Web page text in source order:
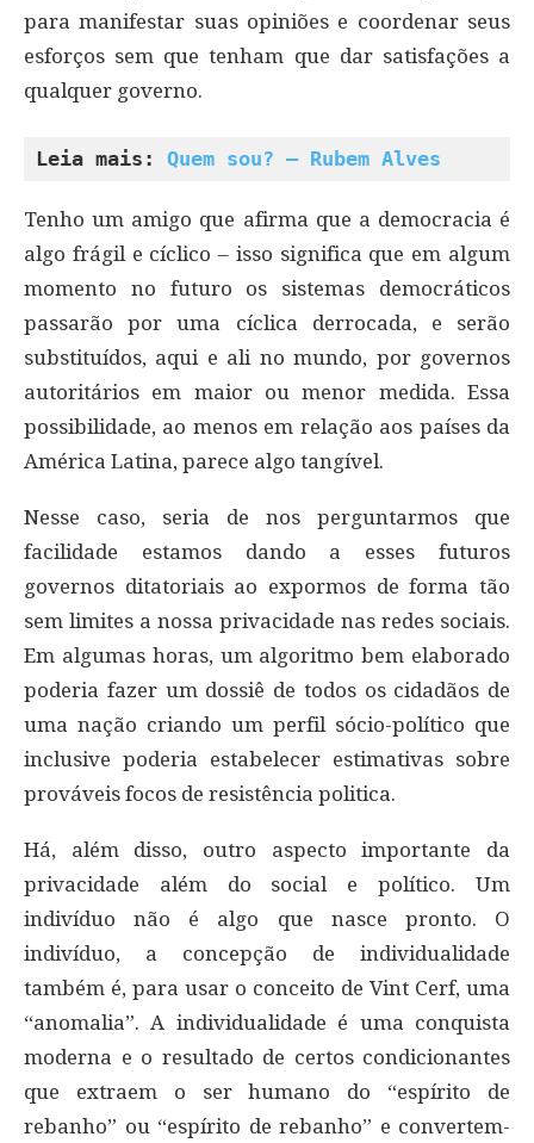
para manifestar suas opiniões e coordenar seus
esforços sem que tenham que dar satisfações a
qualquer governo.
Leia mais: Quem sou? – Rubem Alves
Tenho um amigo que afirma que a democracia é
algo frágil e cíclico – isso significa que em algum
momento no futuro os sistemas democráticos
passarão por uma cíclica derrocada, e serão
substituídos, aqui e ali no mundo, por governos
autoritários em maior ou menor medida. Essa
possibilidade, ao menos em relação aos países da
América Latina, parece algo tangível.
Nesse caso, seria de nos perguntarmos que
facilidade estamos dando a esses futuros
governos ditatoriais ao expormos de forma tão
sem limites a nossa privacidade nas redes sociais.
Em algumas horas, um algoritmo bem elaborado
poderia fazer um dossiê de todos os cidadãos de
uma nação criando um perfil sócio-político que
inclusive poderia estabelecer estimativas sobre
prováveis focos de resistência politica.
Há, além disso, outro aspecto importante da
privacidade além do social e político. Um
indivíduo não é algo que nasce pronto. O
indivíduo, a concepção de individualidade
também é, para usar o conceito de Vint Cerf, uma
“anomalia”. A individualidade é uma conquista
moderna e o resultado de certos condicionantes
que extraem o ser humano do “espírito de
rebanho” ou “espírito de rebanho” e convertem-